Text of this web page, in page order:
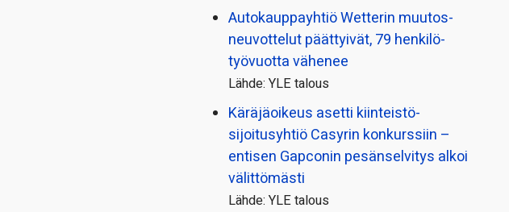
Autokauppayhtiö Wetterin muutos­
neuvottelut päättyivät, 79 henkilö­
työvuotta vähenee
Lähde: YLE talous
Käräjäoikeus asetti kiinteistö­
sijoitusyhtiö Casyrin konkurssiin –
entisen Gapconin pesänselvitys alkoi
välittömästi
Lähde: YLE talous